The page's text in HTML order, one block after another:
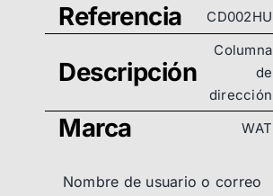
Referencia CD002HU
Descripción
Columna
de
dirección
Marca WAT
Nombre de usuario o correo